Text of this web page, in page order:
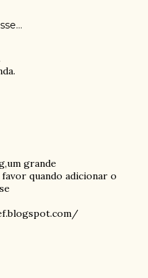
grande
quando adicionar o